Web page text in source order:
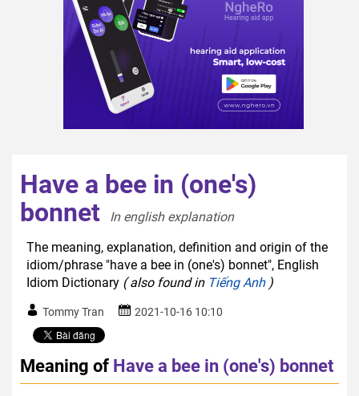
Have a bee in (one's)
bonnet
In english explanation
The meaning, explanation, definition and origin of the
idiom/phrase "have a bee in (one's) bonnet", English
Idiom Dictionary ( also found in Tiếng Anh)
Tommy Tran 2021-10-16 10:10
Meaning of Have a bee in (one's) bonnet